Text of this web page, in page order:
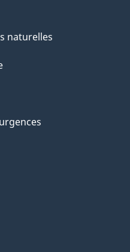
naturelles